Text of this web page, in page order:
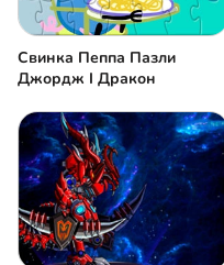
Свинка Пеппа Пазли
Джордж І Дракон